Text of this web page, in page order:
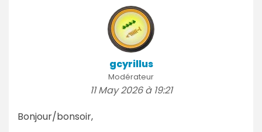
gcyrillus
Modérateur
11 May 2026 à 19:21
Bonjour/bonsoir,